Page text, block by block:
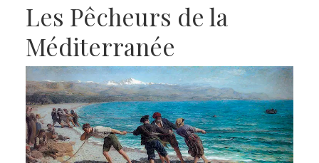
Les Pêcheurs de la
Méditerranée